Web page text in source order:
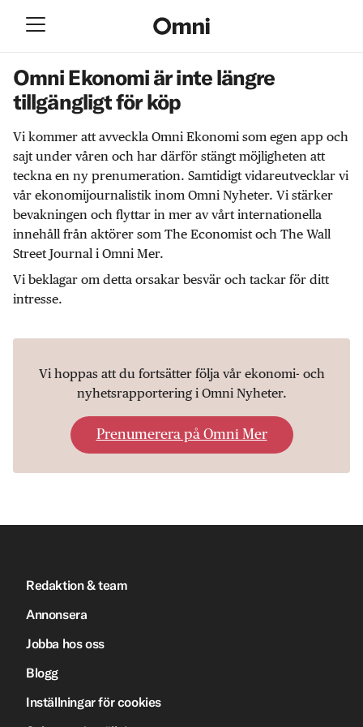
Omni Ekonomi är inte längre
tillgängligt för köp
Vi kommer att avveckla Omni Ekonomi som egen app och
sajt under våren och har därför stängt möjligheten att
teckna en ny prenumeration. Samtidigt vidareutvecklar vi
vår ekonomijournalistik inom Omni Nyheter. Vi stärker
bevakningen och flyttar in mer av vårt internationella
innehåll från aktörer som The Economist och The Wall
Street Journal i Omni Mer.
Vi beklagar om detta orsakar besvär och tackar för ditt
intresse.
Vi hoppas att du fortsätter följa vår ekonomi- och
nyhetsrapportering i Omni Nyheter.
Prenumerera på Omni Mer
Redaktion & team
Annonsera
Jobba hos oss
Blogg
Inställningar för cookies